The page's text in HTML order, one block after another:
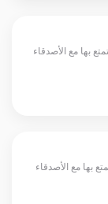
بها مع الأصدقاء
بها مع الأصدقاء